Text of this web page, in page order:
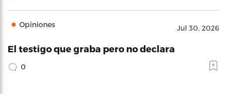
Opiniones Jul 30, 2026
El testigo que graba pero no declara
0